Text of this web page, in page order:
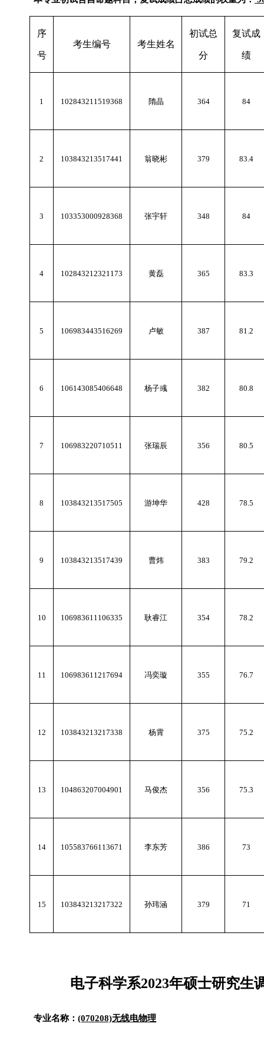
序
号
考生编号 考生姓名
初试总
分
复试成
绩
1 102843211519368 隋晶 364 84
2 103843213517441 翁晓彬 379 83.4
3 103353000928368 张宇轩 348 84
4 102843212321173 黄磊 365 83.3
5 106983443516269 卢敏 387 81.2
6 106143085406648 杨子彧 382 80.8
7 106983220710511 张瑞辰 356 80.5
8 103843213517505 游坤华 428 78.5
9 103843213517439 曹炜 383 79.2
10 106983611106335 耿睿江 354 78.2
11 106983611217694 冯奕璇 355 76.7
12 103843213217338 杨霄 375 75.2
13 104863207004901 马俊杰 356 75.3
14 105583766113671 李东芳 386 73
15 103843213217322 孙玮涵 379 71
电子科学系2023年硕士研究生
专业名称： (070208)无线电物理